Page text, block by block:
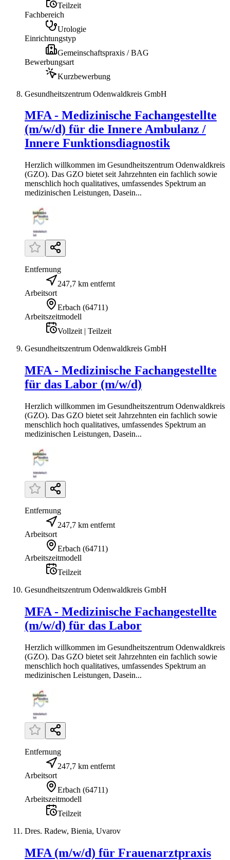
Teilzeit
Fachbereich
Urologie
Einrichtungstyp
Gemeinschaftspraxis / BAG
Bewerbungsart
Kurzbewerbung
Gesundheitszentrum Odenwaldkreis GmbH
MFA - Medizinische Fachangestellte
(m/w/d) für die Innere Ambulanz /
Innere Funktionsdiagnostik
Herzlich willkommen im Gesundheitszentrum Odenwaldkreis
(GZO). Das GZO bietet seit Jahrzehnten ein fachlich sowie
menschlich hoch qualitatives, umfassendes Spektrum an
medizinischen Leistungen, Dasein...
Entfernung
247,7 km entfernt
Arbeitsort
Erbach (64711)
Arbeitszeitmodell
Vollzeit | Teilzeit
Gesundheitszentrum Odenwaldkreis GmbH
MFA - Medizinische Fachangestellte
für das Labor (m/w/d)
Herzlich willkommen im Gesundheitszentrum Odenwaldkreis
(GZO). Das GZO bietet seit Jahrzehnten ein fachlich sowie
menschlich hoch qualitatives, umfassendes Spektrum an
medizinischen Leistungen, Dasein...
Entfernung
247,7 km entfernt
Arbeitsort
Erbach (64711)
Arbeitszeitmodell
Teilzeit
Gesundheitszentrum Odenwaldkreis GmbH
MFA - Medizinische Fachangestellte
(m/w/d) für das Labor
Herzlich willkommen im Gesundheitszentrum Odenwaldkreis
(GZO). Das GZO bietet seit Jahrzehnten ein fachlich sowie
menschlich hoch qualitatives, umfassendes Spektrum an
medizinischen Leistungen, Dasein...
Entfernung
247,7 km entfernt
Arbeitsort
Erbach (64711)
Arbeitszeitmodell
Teilzeit
Dres. Radew, Bienia, Uvarov
MFA (m/w/d) für Frauenarztpraxis